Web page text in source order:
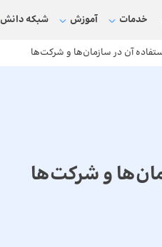
خدمات آموزش شبکه دانش